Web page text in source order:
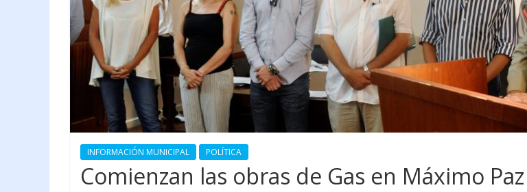
INFORMACIÓN MUNICIPAL POLÍTICA
Comienzan las obras de Gas en Máximo Paz